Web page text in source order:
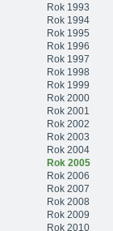
Rok 1993
Rok 1994
Rok 1995
Rok 1996
Rok 1997
Rok 1998
Rok 1999
Rok 2000
Rok 2001
Rok 2002
Rok 2003
Rok 2004
Rok 2005
Rok 2006
Rok 2007
Rok 2008
Rok 2009
Rok 2010